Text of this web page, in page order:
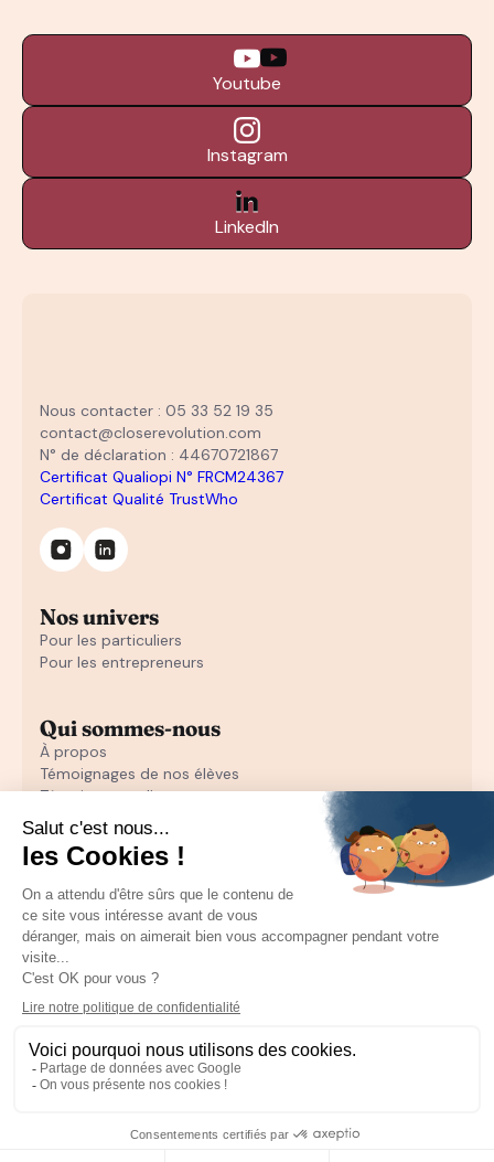
Youtube
Instagram
LinkedIn
Nous contacter : 05 33 52 19 35
contact@closerevolution.com
N° de déclaration : 44670721867
Certificat Qualiopi N° FRCM24367
Certificat Qualité TrustWho
Nos univers
Pour les particuliers
Pour les entrepreneurs
Qui sommes-nous
À propos
Témoignages de nos élèves
Témoignages d'entrepreneurs
Découvrir
Notre initiation au closing offerte
Notre formation en closing
Toutes nos ressources pour les particuliers
Recruter un sales
Toutes les ressources pour les entrepreneurs
Mentions Légales